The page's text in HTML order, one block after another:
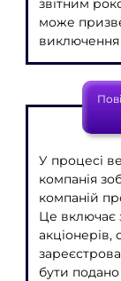
звітним
може
виключення
У процесі
компанія
компаній
Це включає
акціонерів,
бути